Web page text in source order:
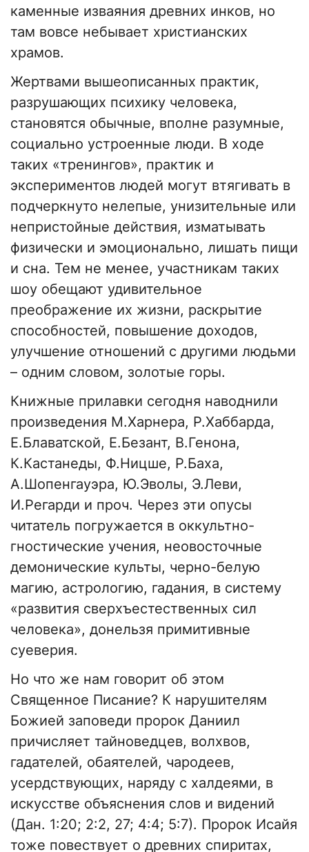
каменные изваяния древних инков, но
там вовсе небывает христианских
храмов.
Жертвами вышеописанных практик,
разрушающих психику человека,
становятся обычные, вполне разумные,
социально устроенные люди. В ходе
таких «тренингов», практик и
экспериментов людей могут втягивать в
подчеркнуто нелепые, унизительные или
непристойные действия, изматывать
физически и эмоционально, лишать пищи
и сна. Тем не менее, участникам таких
шоу обещают удивительное
преображение их жизни, раскрытие
способностей, повышение доходов,
улучшение отношений с другими людьми
– одним словом, золотые горы.
Книжные прилавки сегодня наводнили
произведения М.Харнера, Р.Хаббарда,
Е.Блаватской, Е.Безант, В.Генона,
К.Кастанеды, Ф.Ницше, Р.Баха,
А.Шопенгауэра, Ю.Эволы, Э.Леви,
И.Регарди и проч. Через эти опусы
читатель погружается в оккультно-
гностические учения, неовосточные
демонические культы, черно-белую
магию, астрологию, гадания, в систему
«развития сверхъестественных сил
человека», донельзя примитивные
суеверия.
Но что же нам говорит об этом
Священное Писание? К нарушителям
Божией заповеди пророк Даниил
причисляет тайноведцев, волхвов,
гадателей, обаятелей, чародеев,
усердствующих, наряду с халдеями, в
искусстве объяснения слов и видений
(Дан. 1:20; 2:2, 27; 4:4; 5:7). Пророк Исайя
тоже повествует о древних спиритах,